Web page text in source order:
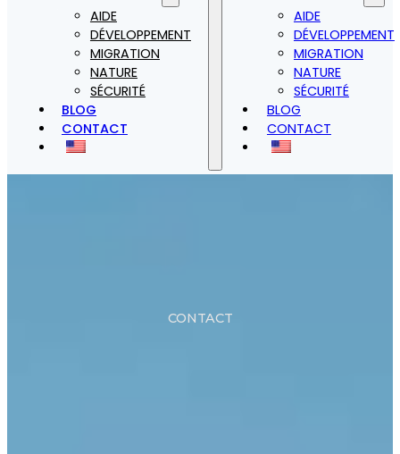
AIDE
DÉVELOPPEMENT
MIGRATION
NATURE
SÉCURITÉ
BLOG
CONTACT
AIDE
DÉVELOPPEMENT
MIGRATION
NATURE
SÉCURITÉ
BLOG
CONTACT
CONTACT